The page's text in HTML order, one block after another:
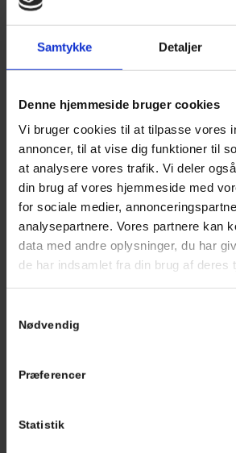
Samtykke Detaljer
Denne hjemmeside bruger cookies
Vi bruger cookies til at tilpasse vores
annoncer, til at vise dig funktioner til
at analysere vores trafik. Vi deler
din brug af vores hjemmeside med
for sociale medier,
analysepartnere. Vores partnere kan
data med andre oplysninger, du har
de har indsamlet fra din brug af deres
Nødvendig
Præferencer
Statistik